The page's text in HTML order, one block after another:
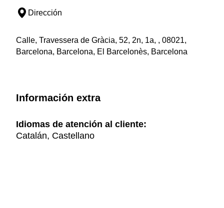
Dirección
Calle, Travessera de Gràcia, 52, 2n, 1a, , 08021,
Barcelona, Barcelona, El Barcelonès, Barcelona
Información extra
Idiomas de atención al cliente:
Catalán, Castellano